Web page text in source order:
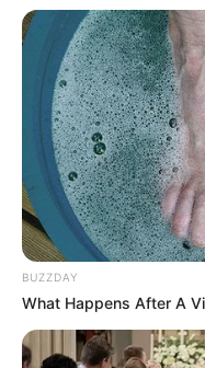
BUZZDAY
What Happens After A